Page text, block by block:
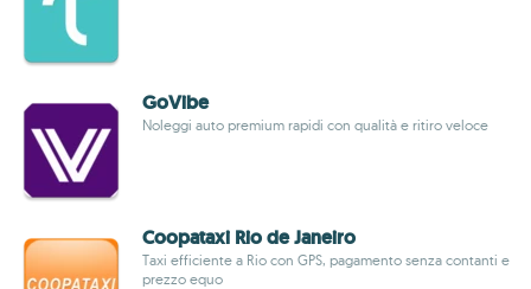
GoVibe
Noleggi auto premium rapidi con qualità e ritiro veloce
Coopataxi Rio de Janeiro
Taxi efficiente a Rio con GPS, pagamento senza contanti e
prezzo equo